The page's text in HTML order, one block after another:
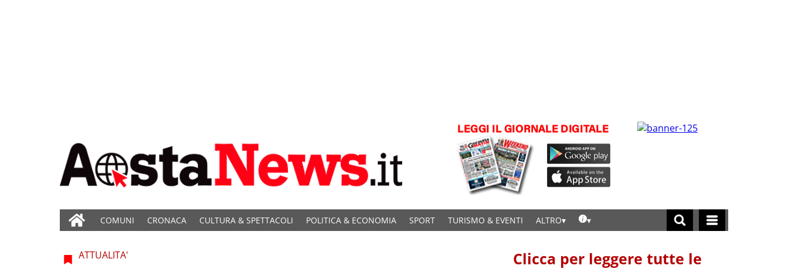
COMUNI CRONACA CULTURA & SPETTACOLI POLITICA & ECONOMIA SPORT TURISMO & EVENTI ALTRO
ATTUALITA'
Clicca per leggere tutte le